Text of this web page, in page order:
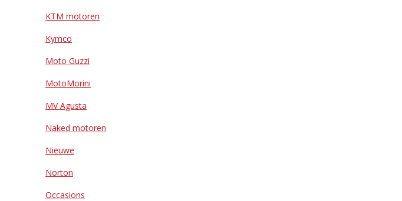
KTM motoren
Kymco
Moto Guzzi
MotoMorini
MV Agusta
Naked motoren
Nieuwe
Norton
Occasions